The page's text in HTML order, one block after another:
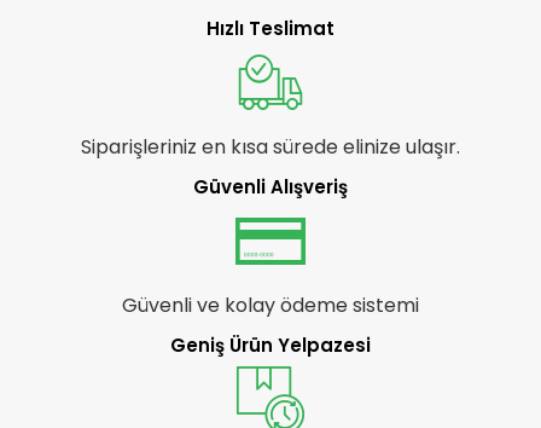
Hızlı Teslimat
Siparişleriniz en kısa sürede elinize ulaşır.
Güvenli Alışveriş
Güvenli ve kolay ödeme sistemi
Geniş Ürün Yelpazesi